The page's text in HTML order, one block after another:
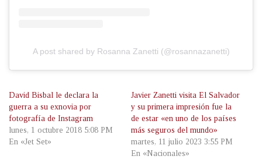
A post shared by Rosanna Zanetti (@rosannazanetti)
David Bisbal le declara la
guerra a su exnovia por
fotografía de Instagram
lunes, 1 octubre 2018 5:08 PM
En «Jet Set»
Javier Zanetti visita El Salvador
y su primera impresión fue la
de estar «en uno de los países
más seguros del mundo»
martes, 11 julio 2023 3:55 PM
En «Nacionales»